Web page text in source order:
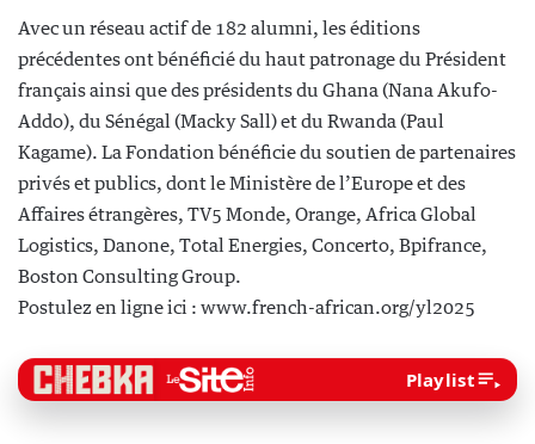
Avec un réseau actif de 182 alumni, les éditions
précédentes ont bénéficié du haut patronage du Président
français ainsi que des présidents du Ghana (Nana Akufo-
Addo), du Sénégal (Macky Sall) et du Rwanda (Paul
Kagame). La Fondation bénéficie du soutien de partenaires
privés et publics, dont le Ministère de l’Europe et des
Affaires étrangères, TV5 Monde, Orange, Africa Global
Logistics, Danone, Total Energies, Concerto, Bpifrance,
Boston Consulting Group.
Postulez en ligne ici : www.french-african.org/yl2025
Playlist